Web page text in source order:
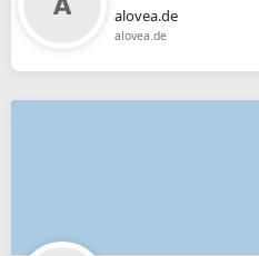
alovea.de
alovea.de